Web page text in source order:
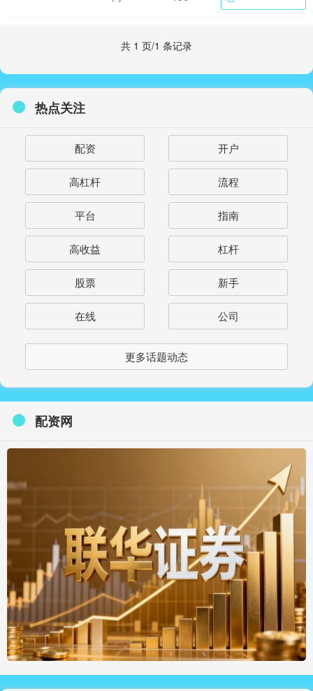
共 1 页/1 条记录
热点关注
配资 开户
高杠杆 流程
平台 指南
高收益 杠杆
股票 新手
在线 公司
更多话题动态
配资网